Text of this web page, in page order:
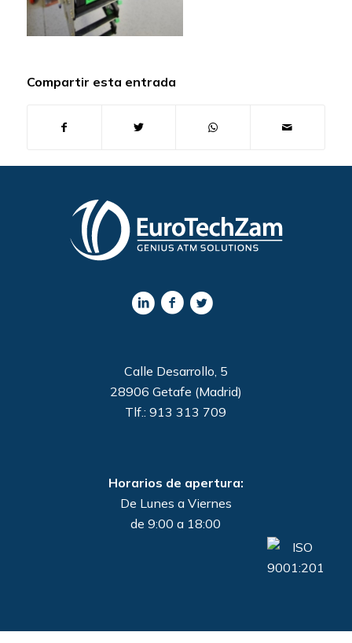
Compartir esta entrada
Calle Desarrollo, 5
28906 Getafe (Madrid)
Tlf.: 913 313 709
Horarios de apertura:
De Lunes a Viernes
de 9:00 a 18:00